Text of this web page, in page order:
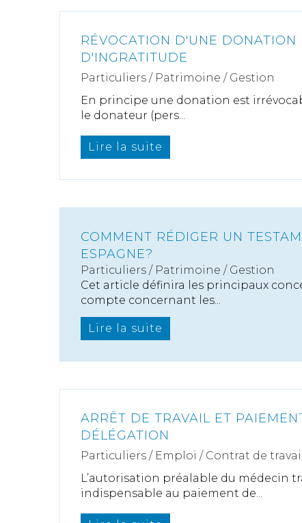
RÉVOCATION D'UNE DONATION
D'INGRATITUDE
Particuliers / Patrimoine / Gestion
En principe une donation est
le donateur (pers...
Lire la suite
COMMENT RÉDIGER UN
ESPAGNE?
Particuliers / Patrimoine / Gestion
Cet article définira les principaux
compte concernant les...
Lire la suite
ARRÊT DE TRAVAIL ET
DÉLÉGATION
Particuliers / Emploi / Contrat de travail
L’autorisation préalable du médecin
indispensable au paiement de...